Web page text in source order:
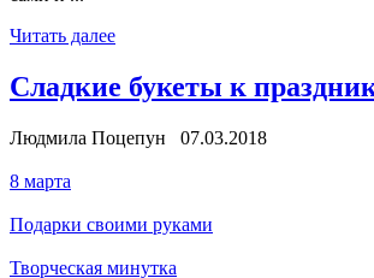
Читать далее
Сладкие букеты к
Людмила Поцепун 07.03.2018
8 марта
Подарки своими руками
Творческая минутка